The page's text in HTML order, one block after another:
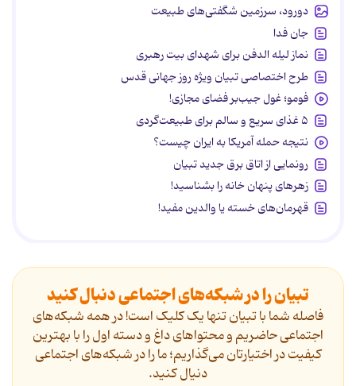
دورود، سرزمین شگفتی‌های طبیعت
جان فدا
نماز لیله الدفن برای شهدای بیت رهبری
طرح اختصاصی تبیان ویژه روز جهانی قدس
فومو؛ غول جیب‌بر فضای مجازی!
۵ غذای سریع و سالم برای طبیعت‌گردی
نتیجه حمله آمریکا به ایران چیست؟
رونمایی از اتاق برق جدید تبیان
زهرهای پنهان خانه را بشناسید!
قهرمان‌های خسته یا والدین مفید!
تبیان را در شبکه‌های اجتماعی دنبال کنید
فاصله شما با تبیان تنها یک کلیک است! در همه شبکه‌های
اجتماعی حاضریم و محتواهای داغ و دسته اول را با بهترین
کیفیت در اختیارتان می‌گذاریم؛ ما را در شبکه‌های اجتماعی
دنیال کنید.